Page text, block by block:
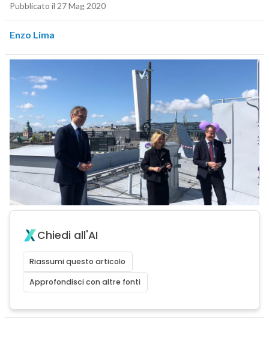
Pubblicato il 27 Mag 2020
Enzo Lima
Chiedi all'AI
Riassumi questo articolo
Approfondisci con altre fonti